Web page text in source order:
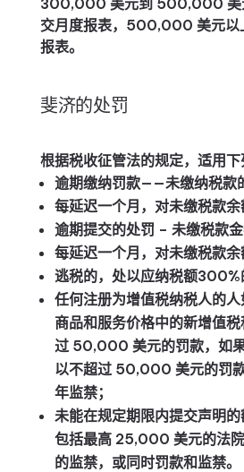
300,000 美元到 500,000 美
交月度报表，500,000 美元以
报表。
斐济的处罚
根据税收征管法的规定，适用下
逾期缴纳罚款——未缴纳税款
每延迟一个月，对未缴税款余
逾期提交的处罚 – 未缴税款金
每延迟一个月，对未缴税款余
逃税的，处以应纳税额300%
任何注册为增值税纳税人的
商品和服务价格中的新增值
过 50,000 美元的罚款，如
以不超过 50,000 美元的罚
年监禁；
未能在规定期限内提交声明
包括最高 25,000 美元的法
的监禁，或同时罚款和监禁。